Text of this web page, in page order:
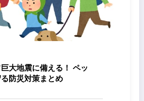
大地震に備える！ ペッ
る防災対策まとめ